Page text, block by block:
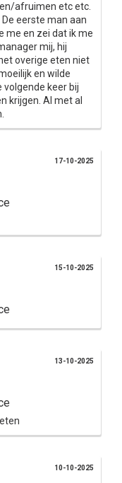
afruimen etc etc.
eerste man aan
me en zei dat ik me
mij, hij
overige eten niet
en wilde
volgende keer bij
krijgen. Al met al
17-10-2025
15-10-2025
13-10-2025
10-10-2025